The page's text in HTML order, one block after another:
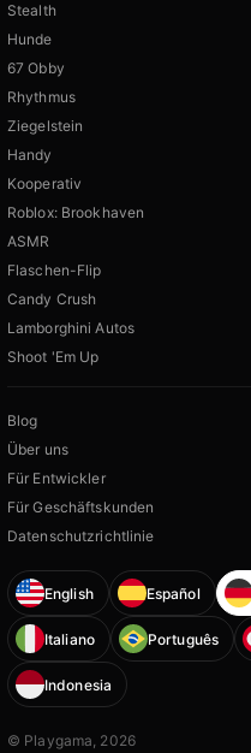
Stealth
Hunde
67 Obby
Rhythmus
Ziegelstein
Handy
Kooperativ
Roblox: Brookhaven
ASMR
Flaschen-Flip
Candy Crush
Lamborghini Autos
Shoot 'Em Up
Blog
Über uns
Für Entwickler
Für Geschäftskunden
Datenschutzrichtlinie
English Español
Italiano Português
Indonesia
© Playgama, 2026